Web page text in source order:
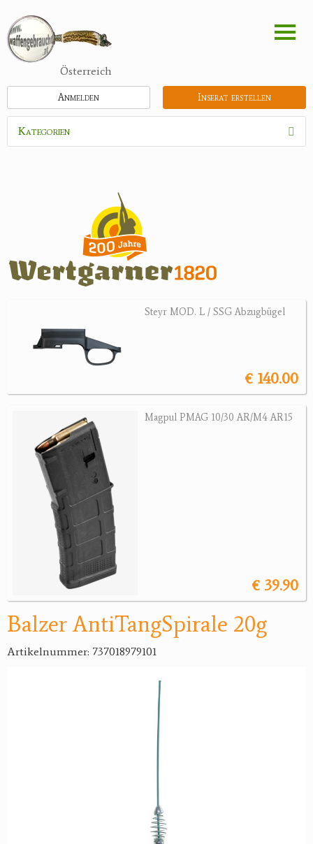
zum
Inhalt
Österreich
Inserat erstellen
Anmelden
Kategorien
Zubehör
Jagdreviere
Geschenke
Reviereinrichtungen
Steyr MOD. L / SSG Abzugbügel
€ 140.00
Magpul PMAG 10/30 AR/M4 AR15
€ 39.90
Balzer AntiTangSpirale 20g
Artikelnummer: 737018979101